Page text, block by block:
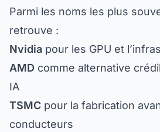
Parmi les noms les plus
retrouve :
Nvidia pour les GPU et
AMD comme alternative
IA
TSMC pour la fabrication
conducteurs